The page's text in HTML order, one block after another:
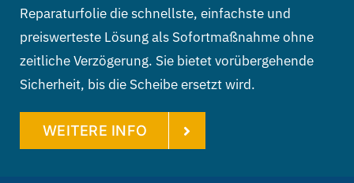
Reparaturfolie die schnellste, einfachste und
preiswerteste Lösung als Sofortmaßnahme ohne
zeitliche Verzögerung. Sie bietet vorübergehende
Sicherheit, bis die Scheibe ersetzt wird.
WEITERE INFO